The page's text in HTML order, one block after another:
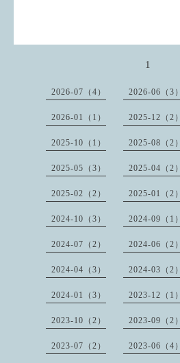
1
2026-07（4） 2026-06（3）
2026-01（1） 2025-12（2）
2025-10（1） 2025-08（2）
2025-05（3） 2025-04（2）
2025-02（2） 2025-01（2）
2024-10（3） 2024-09（1）
2024-07（2） 2024-06（2）
2024-04（3） 2024-03（2）
2024-01（3） 2023-12（1）
2023-10（2） 2023-09（2）
2023-07（2） 2023-06（4）